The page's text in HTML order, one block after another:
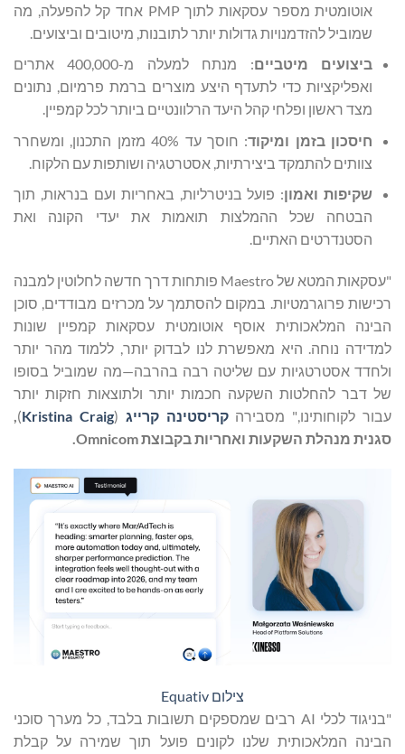
אוטומטית מספר עסקאות לתוך PMP אחד קל להפעלה, מה
שמוביל להזדמנויות גדולות יותר לתובנות, מיטובים וביצועים.
ביצועים מיטביים
: מנתח למעלה מ-400,000 אתרים
ואפליקציות כדי לתעדף היצע מוצרים ברמת פרמיום, נתונים
מצד ראשון ופלחי קהל היעד הרלוונטיים ביותר לכל קמפיין.
חיסכון בזמן ומיקוד
: חוסך עד 40% מזמן התכנון, ומשחרר
צוותים להתמקד ביצירתיות, אסטרטגיה ושותפות עם הלקוח.
שקיפות ואמון: פועל בניטרליות, באחריות ועם בנראות, תוך
הבטחה שכל ההמלצות תואמות את יעדי הקונה ואת
הסטנדרטים האתיים.
"עסקאות המטא של Maestro פותחות דרך חדשה לחלוטין למבנה
פרוגרמטיות. במקום להסתמך על מכרזים מבודדים, סוכן
המלאכותית אוסף אוטומטית עסקאות קמפיין שונות
נוחה. היא מאפשרת לנו לבדוק יותר, ללמוד מהר יותר
אסטרטגיות עם שליטה רבה בהרבה—מה שמוביל בסופו
להחלטות השקעה חכמות יותר ולתוצאות חזקות יותר
לקוחותינו," מסבירהקריסטינהקרייג(
Kristina Craig
)
,
מנהלת השקעות ואחריות בקבוצתOmnicom
.
צילום Equativ
"בניגוד לכלי AI רבים שמספקים תשובות בלבד, כל מערך סוכני
המלאכותית שלנו לקונים פועל תוך שמירה על קבלת